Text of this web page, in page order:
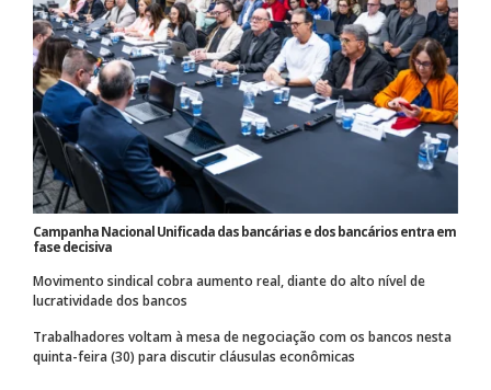
Campanha Nacional Unificada das bancárias e dos bancários entra em
fase decisiva
Movimento sindical cobra aumento real, diante do alto nível de
lucratividade dos bancos
Trabalhadores voltam à mesa de negociação com os bancos nesta
quinta-feira (30) para discutir cláusulas econômicas